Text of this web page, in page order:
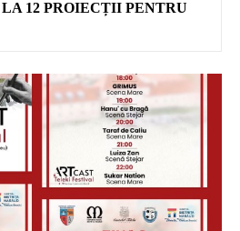
12 PROIECȚII PENTRU